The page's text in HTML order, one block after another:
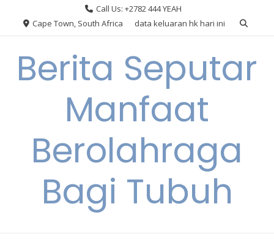
Call Us: +2782 444 YEAH
Cape Town, South Africa
data keluaran hk hari ini
Berita Seputar
Manfaat
Berolahraga
Bagi Tubuh